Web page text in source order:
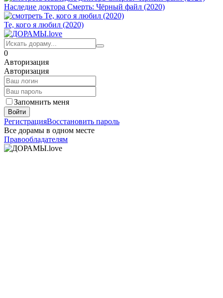
Наследие доктора Смерть: Чёрный файл (2020)
Те, кого я любил (2020)
0
Авторизация
Авторизация
Запомнить меня
Войти
РегистрацияВосстановить пароль
Все дорамы в одном месте
Правообладателям